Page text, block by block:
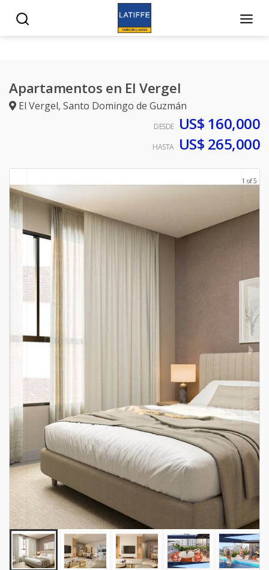
Apartamentos en El Vergel
El Vergel, Santo Domingo de Guzmán
DESDE US$ 160,000
HASTA US$ 265,000
1 of 5